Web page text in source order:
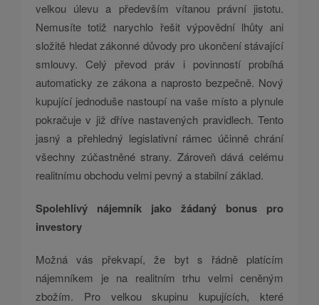
velkou úlevu a především vítanou právní jistotu.
Nemusíte totiž narychlo řešit výpovědní lhůty ani
složitě hledat zákonné důvody pro ukončení stávající
smlouvy. Celý převod práv i povinností probíhá
automaticky ze zákona a naprosto bezpečně. Nový
kupující jednoduše nastoupí na vaše místo a plynule
pokračuje v již dříve nastavených pravidlech. Tento
jasný a přehledný legislativní rámec účinně chrání
všechny zúčastněné strany. Zároveň dává celému
realitnímu obchodu velmi pevný a stabilní základ.
Spolehlivý nájemník jako žádaný bonus pro
investory
Možná vás překvapí, že byt s řádně platícím
nájemníkem je na realitním trhu velmi ceněným
zbožím. Pro velkou skupinu kupujících, které